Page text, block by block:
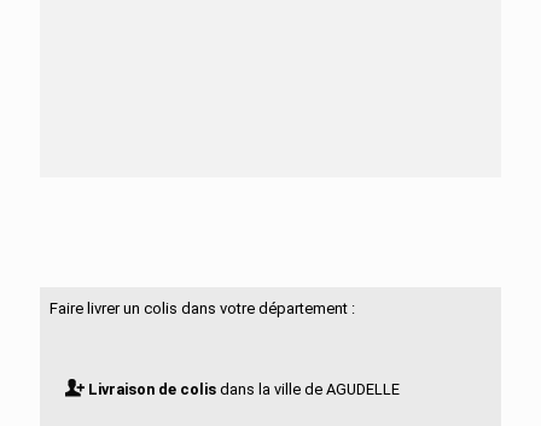
Faire livrer un colis dans votre département :
Livraison de colisdans la ville de AGUDELLE